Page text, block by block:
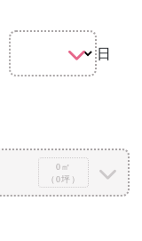
日
0㎡
（0坪）